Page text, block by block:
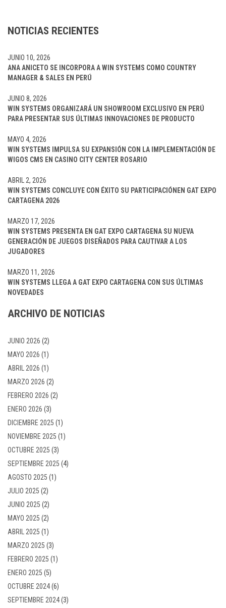
NOTICIAS RECIENTES
ANA ANICETO SE INCORPORA A WIN SYSTEMS COMO COUNTRY
MANAGER & SALES EN PERÚ
JUNIO 10, 2026
WIN SYSTEMS ORGANIZARÁ UN SHOWROOM EXCLUSIVO EN PERÚ
PARA PRESENTAR SUS ÚLTIMAS INNOVACIONES DE PRODUCTO
JUNIO 8, 2026
WIN SYSTEMS IMPULSA SU EXPANSIÓN CON LA IMPLEMENTACIÓN DE
WIGOS CMS EN CASINO CITY CENTER ROSARIO
MAYO 4, 2026
WIN SYSTEMS CONCLUYE CON ÉXITO SU PARTICIPACIÓNEN GAT EXPO
CARTAGENA 2026
ABRIL 2, 2026
WIN SYSTEMS PRESENTA EN GAT EXPO CARTAGENA SU NUEVA
GENERACIÓN DE JUEGOS DISEÑADOS PARA CAUTIVAR A LOS
JUGADORES
MARZO 17, 2026
WIN SYSTEMS LLEGA A GAT EXPO CARTAGENA CON SUS ÚLTIMAS
NOVEDADES
MARZO 11, 2026
ARCHIVO DE NOTICIAS
JUNIO 2026 (2)
MAYO 2026 (1)
ABRIL 2026 (1)
MARZO 2026 (2)
FEBRERO 2026 (2)
ENERO 2026 (3)
DICIEMBRE 2025 (1)
NOVIEMBRE 2025 (1)
OCTUBRE 2025 (3)
SEPTIEMBRE 2025 (4)
AGOSTO 2025 (1)
JULIO 2025 (2)
JUNIO 2025 (2)
MAYO 2025 (2)
ABRIL 2025 (1)
MARZO 2025 (3)
FEBRERO 2025 (1)
ENERO 2025 (5)
OCTUBRE 2024(6)
SEPTIEMBRE 2024(3)